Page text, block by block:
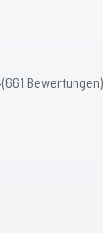
(661 Bewertungen)